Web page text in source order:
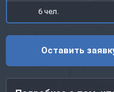
6 чел.
Оставить